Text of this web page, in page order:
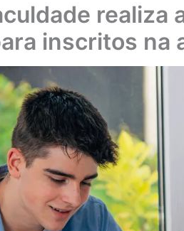
realiza
inscritos na